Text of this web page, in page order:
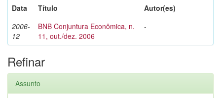
Data
Título
Autor(es)
2006-
12
BNB Conjuntura Econômica, n.
11, out./dez. 2006
-
Refinar
Assunto